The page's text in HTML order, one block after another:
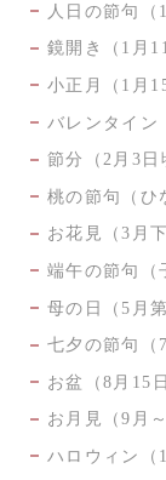
人日の節句（
鏡開き（1月
小正月（1月
バレンタイン
節分（2月3日
桃の節句（ひ
お花見（3月
端午の節句（
母の日（5月
七夕の節句（
お盆（8月15
お月見（9月
ハロウィン（